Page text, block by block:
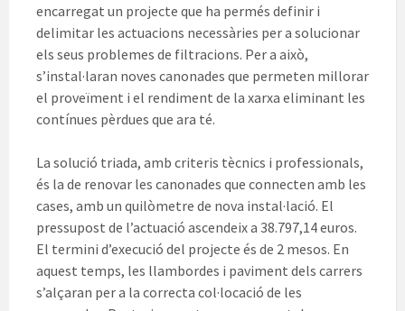
encarregat un projecte que ha permés definir i
delimitar les actuacions necessàries per a solucionar
els seus problemes de filtracions. Per a això,
s’instal·laran noves canonades que permeten millorar
el proveïment i el rendiment de la xarxa eliminant les
contínues pèrdues que ara té.
La solució triada, amb criteris tècnics i professionals,
és la de renovar les canonades que connecten amb les
cases, amb un quilòmetre de nova instal·lació. El
pressupost de l’actuació ascendeix a 38.797,14 euros.
El termini d’execució del projecte és de 2 mesos. En
aquest temps, les llambordes i paviment dels carrers
s’alçaran per a la correcta col·locació de les